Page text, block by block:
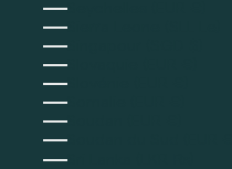
Seychelles (EUR €)
Sierra Leone (SLL Le)
Singapour (SGD $)
Slovaquie (EUR €)
Slovénie (EUR €)
Somalie (EUR €)
Soudan (EUR €)
Soudan du Sud (EUR €)
Sri Lanka (LKR ₨)